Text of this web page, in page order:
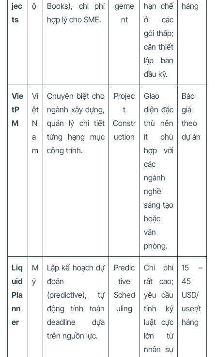
jec
ts
ộ
Books), chi phí
hợp lý cho SME.
geme
nt
hạn chế
ở các
gói thấp;
cần thiết
lập ban
đầu kỹ.
háng
Vie
tP
M
Vi
ệt
N
a
m
Chuyên biệt cho
ngành xây dựng,
quản lý chi tiết
từng hạng mục
công trình.
Projec
t
Constr
uction
Giao
diện đặc
thù nên
ít phù
hợp với
các
ngành
nghề
sáng tạo
hoặc
văn
phòng.
Báo
giá
theo
dự án
Liq
uid
Pla
nn
er
M
ỹ
Lập kế hoạch dự
đoán
(predictive), tự
động tính toán
deadline dựa
trên nguồn lực.
Predic
tive
Sched
uling
Chi phí
rất cao;
yêu cầu
tính kỷ
luật cực
lớn từ
nhân sự
15 –
45
USD/
user/t
háng